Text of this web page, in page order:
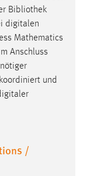
Bibliothek
digitalen
Mathematics
Anschluss
und
/